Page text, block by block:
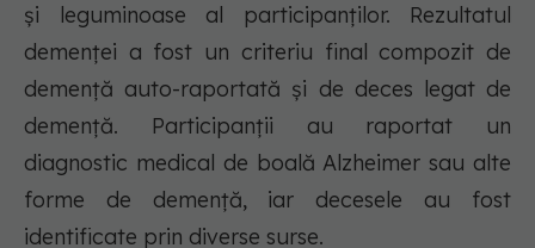
și leguminoase al participanților. Rezultatul
demenței a fost un criteriu final compozit de
demență auto-raportată și de deces legat de
demență. Participanții au raportat un
diagnostic medical de boală Alzheimer sau alte
forme de demență, iar decesele au fost
identificate prin diverse surse.